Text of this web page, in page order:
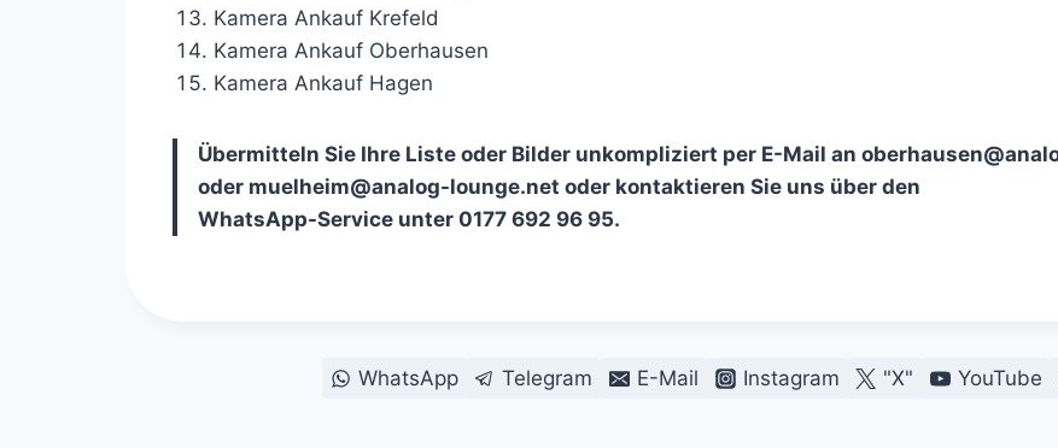
Kamera Ankauf Krefeld
Kamera Ankauf Oberhausen
Kamera Ankauf Hagen
Übermitteln Sie Ihre Liste oder Bilder unkompliziert per E-Mail an
oder muelheim@analog-lounge.net oder kontaktieren Sie uns über den
WhatsApp-Service unter 0177 692 96 95.
WhatsApp Telegram E-Mail Instagram "X" YouTube